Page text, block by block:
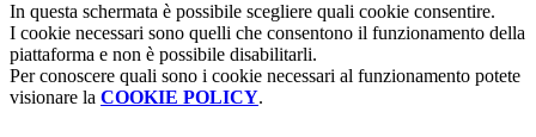
In questa schermata è possibile scegliere quali cookie consentire.
I cookie necessari sono quelli che consentono il funzionamento della
piattaforma e non è possibile disabilitarli.
Per conoscere quali sono i cookie necessari al funzionamento potete
visionare la COOKIE POLICY.